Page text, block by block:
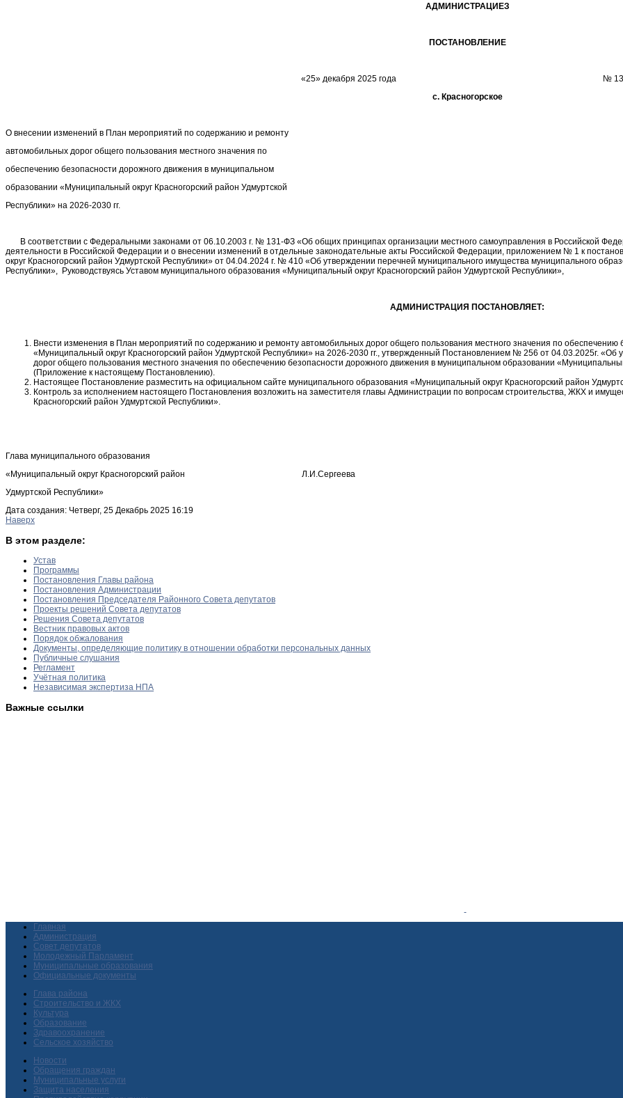
АДМИНИСТРАЦИЕЗ
ПОСТАНОВЛЕНИЕ
«25» декабря 2025 года №
с. Красногорское
О внесении изменений в План мероприятий по содержанию и ремонту
автомобильных дорог общего пользования местного значения по
обеспечению безопасности дорожного движения в муниципальном
образовании «Муниципальный округ Красногорский район Удмуртской
Республики» на 2026-2030 гг.
В соответствии с Федеральными законами от 06.10.2003 г. № 131-ФЗ «Об общих принципах организации местного самоуправления в Российской
деятельности в Российской Федерации и о внесении изменений в отдельные законодательные акты Российской Федерации, приложением № 1 к
округ Красногорский район Удмуртской Республики» от 04.04.2024 г. № 410 «Об утверждении перечней муниципального имущества муниципального
Республики», Руководствуясь Уставом муниципального образования «Муниципальный округ Красногорский район Удмуртской Республики»,
АДМИНИСТРАЦИЯ ПОСТАНОВЛЯЕТ:
Внести изменения в План мероприятий по содержанию и ремонту автомобильных дорог общего пользования местного значения по
«Муниципальный округ Красногорский район Удмуртской Республики» на 2026-2030 гг., утвержденный Постановлением № 256 от 04.03.2025г.
дорог общего пользования местного значения по обеспечению безопасности дорожного движения в муниципальном образовании
(Приложение к настоящему Постановлению).
Настоящее Постановление разместить на официальном сайте муниципального образования «Муниципальный округ Красногорский район
Контроль за исполнением настоящего Постановления возложить на заместителя главы Администрации по вопросам строительства, ЖКХ и
Красногорский район Удмуртской Республики».
Глава муниципального образования
«Муниципальный округ Красногорский район Л.И.Сергеева
Удмуртской Республики»
Дата создания: Четверг, 25 Декабрь 2025 16:19
Наверх
В этом разделе:
Устав
Программы
Постановления Главы района
Постановления Администрации
Постановления Председателя Районного Совета депутатов
Проекты решений Совета депутатов
Решения Совета депутатов
Вестник правовых актов
Порядок обжалования
Документы, определяющие политику в отношении обработки персональных данных
Публичные слушания
Регламент
Учётная политика
Независимая экспертиза НПА
Важные ссылки
Главная
Администрация
Совет депутатов
Молодежный Парламент
Муниципальные образования
Официальные документы
Глава района
Строительство и ЖКХ
Культура
Образование
Здравоохранение
Сельское хозяйство
Новости
Обращения граждан
Муниципальные услуги
Защита населения